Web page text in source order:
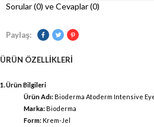
Sorular (0) ve Cevaplar (0)
Paylaş:
ÜRÜN ÖZELLIKLERI
1. Ürün Bilgileri
Ürün Adı:Bioderma Atoderm Intensive
Marka:Bioderma
Form:Krem-Jel